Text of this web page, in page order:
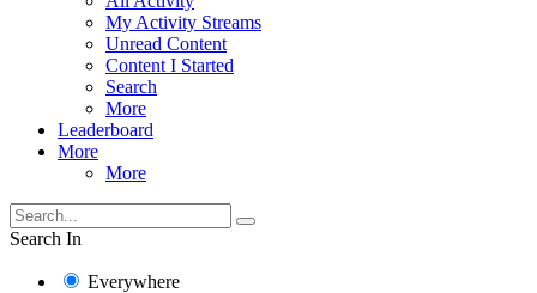
My Activity Streams
Unread Content
Content I Started
Search
More
Leaderboard
More
More
Search In
Everywhere